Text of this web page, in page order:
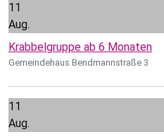
11
Aug.
Krabbelgruppe ab 6 Monaten
Gemeindehaus Bendmannstraße 3
11
Aug.